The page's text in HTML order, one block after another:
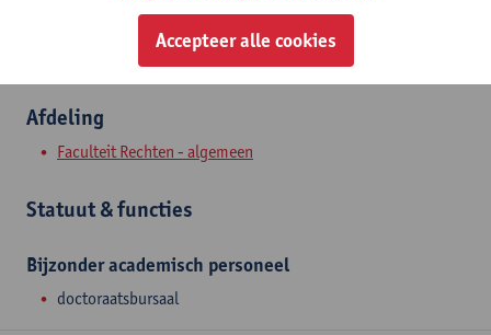
2000 Antwerpen, BEL
Afdeling
Faculteit Rechten - algemeen
Statuut & functies
Bijzonder academisch personeel
doctoraatsbursaal
Accepteer alle cookies